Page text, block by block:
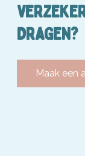
DRAGEN?
Maak een